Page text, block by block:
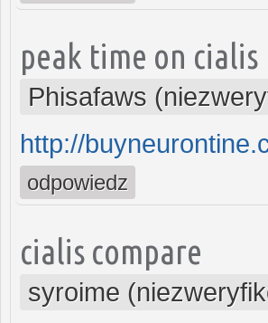
peak time on cialis
Phisafaws
http://
odpowiedz
cialis compare
syroime